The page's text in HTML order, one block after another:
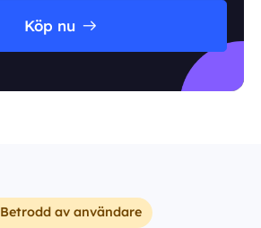
Köp nu
Betrodd av användare